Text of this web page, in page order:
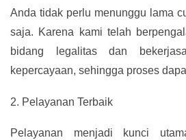
Anda tidak perlu menunggu lama
saja. Karena kami telah
bidang legalitas dan
kepercayaan, sehingga proses
2. Pelayanan Terbaik
Pelayanan menjadi kunci